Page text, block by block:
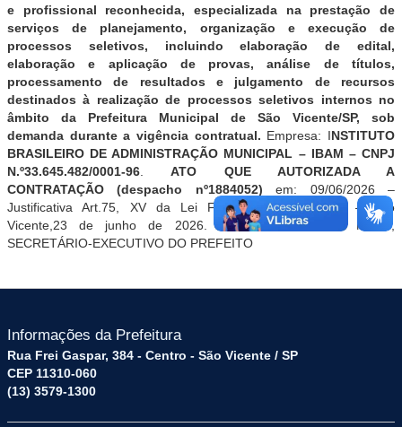
e profissional reconhecida, especializada na prestação de
serviços de planejamento, organização e execução de
processos seletivos, incluindo elaboração de edital,
elaboração e aplicação de provas, análise de títulos,
processamento de resultados e julgamento de recursos
destinados à realização de processos seletivos internos no
âmbito da Prefeitura Municipal de São Vicente/SP, sob
demanda durante a vigência contratual. Empresa: INSTITUTO
BRASILEIRO DE ADMINISTRAÇÃO MUNICIPAL – IBAM – CNPJ
N.º33.645.482/0001-96 .ATO QUE AUTORIZADA A
CONTRATAÇÃO (despacho nº1884052) em: 09/06/2026 –
Justificativa Art.75, XVda Lei Federal nº14.133/2021 – São
Vicente, 23 de junho de 2026 . - MARIO SANTANA NETO,
SECRETÁRIO-EXECUTIVO DO PREFEITO
Informações da Prefeitura
Rua Frei Gaspar, 384 - Centro - São Vicente / SP
CEP 11310-060
(13) 3579-1300